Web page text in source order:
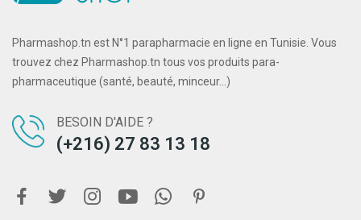
Pharmashop.tn est N°1 parapharmacie en ligne en Tunisie. Vous
trouvez chez Pharmashop.tn tous vos produits para-
pharmaceutique (santé, beauté, minceur...)
BESOIN D'AIDE ?
(+216) 27 83 13 18